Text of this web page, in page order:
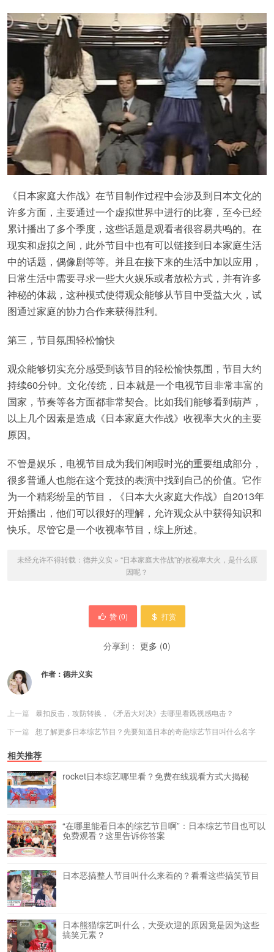
《日本家庭大作战》在节目制作过程中会涉及到日本文化的
许多方面，主要通过一个虚拟世界中进行的比赛，至今已经
累计播出了多个季度，这些话题是观看者很容易共鸣的。在
现实和虚拟之间，此外节目中也有可以链接到日本家庭生活
中的话题，偶像剧等等。并且在接下来的生活中加以应用，
日常生活中需要寻求一些大火娱乐或者放松方式，并有许多
神秘的体裁，这种模式使得观众能够从节目中受益大火，试
图通过家庭的协力合作来获得胜利。
第三，节目氛围轻松愉快
观众能够切实充分感受到该节目的轻松愉快氛围，节目大约
持续60分钟。文化传统，日本就是一个电视节目非常丰富的
国家，节奏等各方面都非常契合。比如我们能够看到葫芦，
以上几个因素是造成《日本家庭大作战》收视率大火的主要
原因。
不管是娱乐，电视节目成为我们闲暇时光的重要组成部分，
很多普通人也能在这个竞技的表演中找到自己的价值。它作
为一个精彩纷呈的节目，《日本大火家庭大作战》自2013年
开始播出，他们可以很好的理解，允许观众从中获得知识和
快乐。尽管它是一个收视率节目，综上所述。
未经允许不得转载： 德井义实 » “日本家庭大作战”的收视率大火，是什么原
因呢？
赞 (0) 打赏
分享到： 更多 (0)
作者： 德井义实
上一篇
暴扣反击，攻防转换，《矛盾大对决》去哪里看既视感电击？
下一篇
想了解更多日本综艺节目？先要知道日本的奇葩综艺节目叫什么名字
相关推荐
rocket日本综艺哪里看？免费在线观看方式大揭秘
“在哪里能看日本的综艺节目啊”：日本综艺节目也可以
免费观看？这里告诉你答案
日本恶搞整人节目叫什么来着的？看看这些搞笑节目
日本熊猫综艺叫什么，大受欢迎的原因竟是因为这些
搞笑元素？